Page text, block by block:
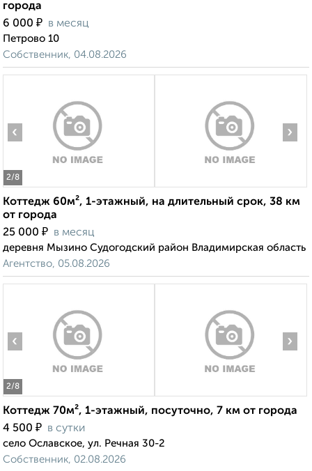
города
6 000 ₽ в месяц
Петрово 10
Собственник, 04.08.2026
2/8
‹ ›
Коттедж 60м², 1-этажный, на длительный срок, 38 км
от города
25 000 ₽ в месяц
деревня Мызино Судогодский район Владимирская область
Агентство, 05.08.2026
2/8
‹ ›
Коттедж 70м², 1-этажный, посуточно, 7 км от города
4 500 ₽ в сутки
село Ославское, ул. Речная 30-2
Собственник, 02.08.2026